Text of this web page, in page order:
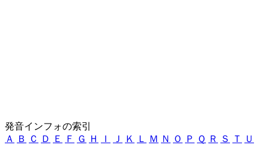
発音インフォの索引
Ａ
Ｂ Ｃ Ｄ Ｅ Ｆ Ｇ Ｈ Ｉ Ｊ Ｋ Ｌ Ｍ Ｎ Ｏ Ｐ Ｑ Ｒ Ｓ Ｔ
Ｕ